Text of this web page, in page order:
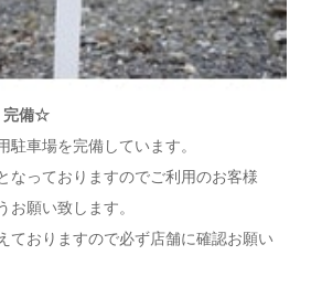
完備☆
駐車場を完備しています。
なっておりますのでご利用のお客様
お願い致します。
ておりますので必ず店舗に確認お願い